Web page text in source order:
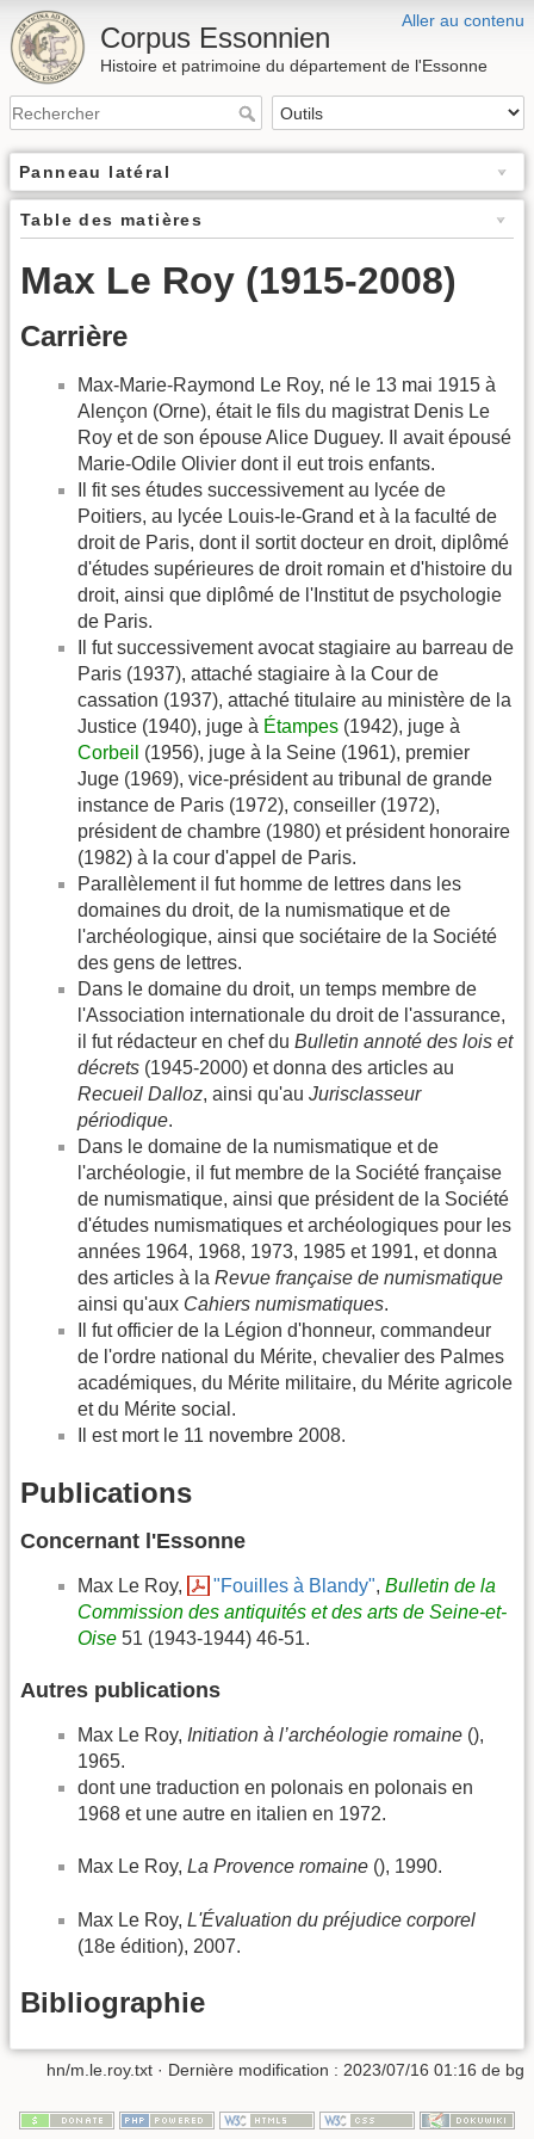
Aller au contenu
Corpus Essonnien
Histoire et patrimoine du département de l'Essonne
Panneau latéral
Table des matières
Max Le Roy (1915-2008)
Carrière
Max-Marie-Raymond Le Roy, né le 13 mai 1915 à
Alençon (Orne), était le fils du magistrat Denis Le
Roy et de son épouse Alice Duguey. Il avait épousé
Marie-Odile Olivier dont il eut trois enfants.
Il fit ses études successivement au lycée de
Poitiers, au lycée Louis-le-Grand et à la faculté de
droit de Paris, dont il sortit docteur en droit, diplômé
d'études supérieures de droit romain et d'histoire du
droit, ainsi que diplômé de l'Institut de psychologie
de Paris.
Il fut successivement avocat stagiaire au barreau de
Paris (1937), attaché stagiaire à la Cour de
cassation (1937), attaché titulaire au ministère de la
Justice (1940), juge à Étampes (1942), juge à
Corbeil (1956), juge à la Seine (1961), premier
Juge (1969), vice-président au tribunal de grande
instance de Paris (1972), conseiller (1972),
président de chambre (1980) et président honoraire
(1982) à la cour d'appel de Paris.
Parallèlement il fut homme de lettres dans les
domaines du droit, de la numismatique et de
l'archéologique, ainsi que sociétaire de la Société
des gens de lettres.
Dans le domaine du droit, un temps membre de
l'Association internationale du droit de l'assurance,
il fut rédacteur en chef du Bulletin annoté des lois et
décrets (1945-2000) et donna des articles au
Recueil Dalloz, ainsi qu'au Jurisclasseur
périodique.
Dans le domaine de la numismatique et de
l'archéologie, il fut membre de la Société française
de numismatique, ainsi que président de la Société
d'études numismatiques et archéologiques pour les
années 1964, 1968, 1973, 1985 et 1991, et donna
des articles à la Revue française de numismatique
ainsi qu'aux Cahiers numismatiques.
Il fut officier de la Légion d'honneur, commandeur
de l'ordre national du Mérite, chevalier des Palmes
académiques, du Mérite militaire, du Mérite agricole
et du Mérite social.
Il est mort le 11 novembre 2008.
Publications
Concernant l'Essonne
Max Le Roy, "Fouilles à Blandy",Bulletin de la
Commission des antiquités et des arts de Seine-et-
Oise 51 (1943-1944) 46-51.
Autres publications
Max Le Roy, Initiation à l’archéologie romaine (),
1965.
dont une traduction en polonais en polonais en
1968 et une autre en italien en 1972.
Max Le Roy, La Provence romaine (), 1990.
Max Le Roy, L'Évaluation du préjudice corporel
(18e édition), 2007.
Bibliographie
hn/m.le.roy.txt · Dernière modification : 2023/07/16 01:16 de bg